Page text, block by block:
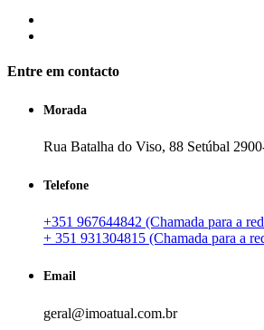
Entre em contacto
Morada
Rua Batalha do Viso, 88 Setúbal
Telefone
+351 967644842 (Chamada para a
+ 351 931304815 (Chamada para a
Email
geral@imoatual.com.br